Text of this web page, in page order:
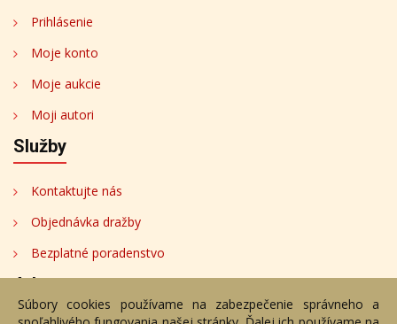
Prihlásenie
Moje konto
Moje aukcie
Moji autori
Služby
Kontaktujte nás
Objednávka dražby
Bezplatné poradenstvo
Adresa
Súbory cookies používame na zabezpečenie správneho a